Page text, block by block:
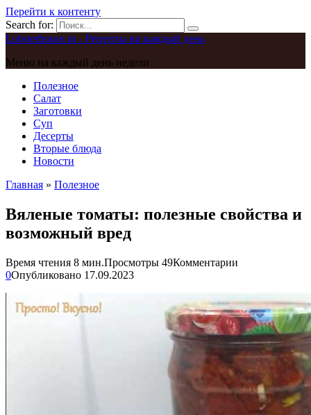
Перейти к контенту
Search for:
Lobsterhouse.ru - Рецепты на каждый день
Меню на каждый день недели
Полезное
Салат
Заготовки
Суп
Десерты
Вторые блюда
Новости
Главная » Полезное
Вяленые томаты: полезные свойства и
возможный вред
Время чтения 8 мин.Просмотры 49Комментарии
0Опубликовано 17.09.2023